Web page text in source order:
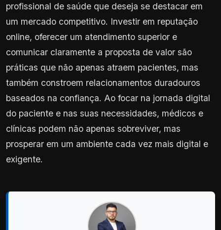
profissional de saúde que deseja se destacar em
um mercado competitivo. Investir em reputação
online, oferecer um atendimento superior e
comunicar claramente a proposta de valor são
práticas que não apenas atraem pacientes, mas
também constroem relacionamentos duradouros
baseados na confiança. Ao focar na jornada digital
do paciente e nas suas necessidades, médicos e
clínicas podem não apenas sobreviver, mas
prosperar em um ambiente cada vez mais digital e
exigente.